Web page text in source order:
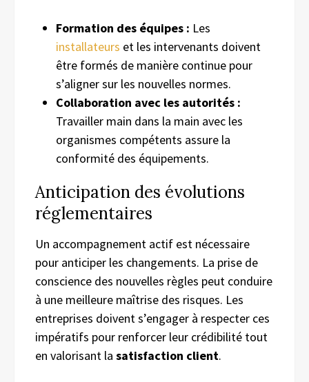
Formation des équipes : Les
installateurs et les intervenants doivent
être formés de manière continue pour
s’aligner sur les nouvelles normes.
Collaboration avec les autorités :
Travailler main dans la main avec les
organismes compétents assure la
conformité des équipements.
Anticipation des évolutions
réglementaires
Un accompagnement actif est nécessaire
pour anticiper les changements. La prise de
conscience des nouvelles règles peut conduire
à une meilleure maîtrise des risques. Les
entreprises doivent s’engager à respecter ces
impératifs pour renforcer leur crédibilité tout
en valorisant la satisfaction client.